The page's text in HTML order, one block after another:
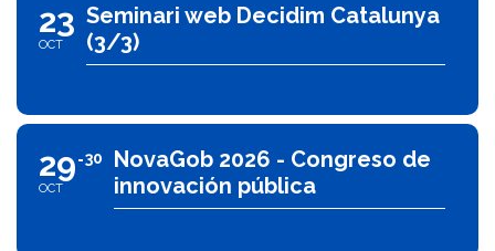
23
OCT
Seminari web Decidim Catalunya
(3/3)
29
OCT
30
NovaGob 2026 - Congreso de
innovación pública